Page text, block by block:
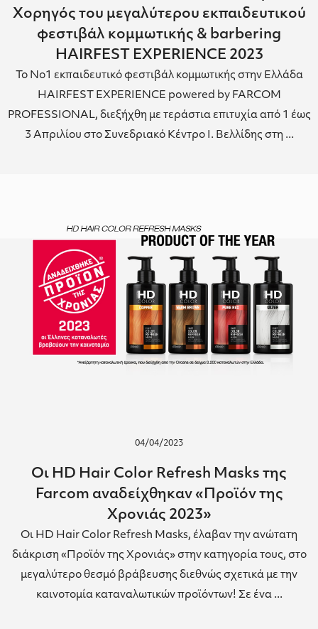
Χορηγός του μεγαλύτερου εκπαιδευτικού
φεστιβάλ κομμωτικής & barbering
HAIRFEST EXPERIENCE 2023
Το Νο1 εκπαιδευτικό φεστιβάλ κομμωτικής στην Ελλάδα
HAIRFEST EXPERIENCE powered by FARCOM
PROFESSIONAL, διεξήχθη με τεράστια επιτυχία από 1 έως
3 Απριλίου στο Συνεδριακό Κέντρο Ι. Βελλίδης στη ...
04/04/2023
Οι HD Hair Color Refresh Masks της
Farcom αναδείχθηκαν «Προϊόν της
Χρονιάς 2023»
Οι HD Hair Color Refresh Masks, έλαβαν την ανώτατη
διάκριση «Προϊόν της Χρονιάς» στην κατηγορία τους, στο
μεγαλύτερο θεσμό βράβευσης διεθνώς σχετικά με την
καινοτομία καταναλωτικών προϊόντων! Σε ένα ...